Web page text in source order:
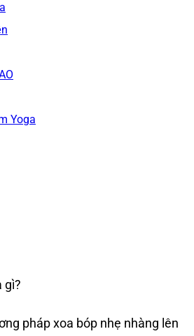
Yoga
gì?
pháp xoa bóp nhẹ nhàng lên